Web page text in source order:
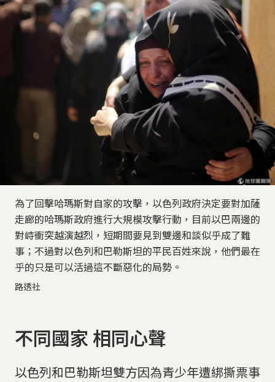
為了回擊哈瑪斯對自家的攻擊，以色列政府決定要對加薩
走廊的哈瑪斯政府進行大規模攻擊行動，目前以巴兩邊的
對峙衝突越演越烈，短期間要見到雙邊和談似乎成了難
事；不過對以色列和巴勒斯坦的平民百姓來說，他們最在
乎的只是可以活過這不斷惡化的局勢。
路透社
不同國家 相同心聲
以色列和巴勒斯坦雙方因為青少年遭綁撕票事